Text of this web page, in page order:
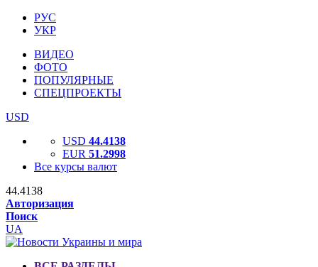
РУС
УКР
ВИДЕО
ФОТО
ПОПУЛЯРНЫЕ
СПЕЦПРОЕКТЫ
USD
USD 44.4138
EUR 51.2998
Все курсы валют
44.4138
Авторизация
Поиск
UA